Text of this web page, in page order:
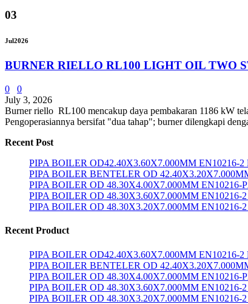
03
Jul2026
BURNER RIELLO RL100 LIGHT OIL TWO
0
0
July 3, 2026
Burner riello RL100 mencakup daya pembakaran 1186 kW
Pengoperasiannya bersifat "dua tahap"; burner dilengkapi
Recent Post
PIPA BOILER OD42.40X3.60X7.000MM EN10216-2
PIPA BOILER BENTELER OD
PIPA BOILER OD 48.30X4.00X7.000MM EN10216-
PIPA BOILER OD 48.30X3.60X7.000MM EN10216-2
PIPA BOILER OD 48.30X3.20X7.000MM EN10216-
Recent Product
PIPA BOILER OD42.40X3.60X7.000MM EN10216-2
PIPA BOILER BENTELER OD
PIPA BOILER OD 48.30X4.00X7.000MM EN10216-
PIPA BOILER OD 48.30X3.60X7.000MM EN10216-2
PIPA BOILER OD 48.30X3.20X7.000MM EN10216-